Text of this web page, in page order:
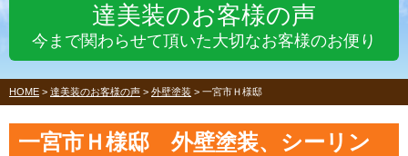
達美装のお客様の声
今まで関わらせて頂いた大切なお客様のお便り
HOME > 達美装のお客様の声 > 外壁塗装 > 一宮市Ｈ様邸
一宮市Ｈ様邸 外壁塗装、シーリン